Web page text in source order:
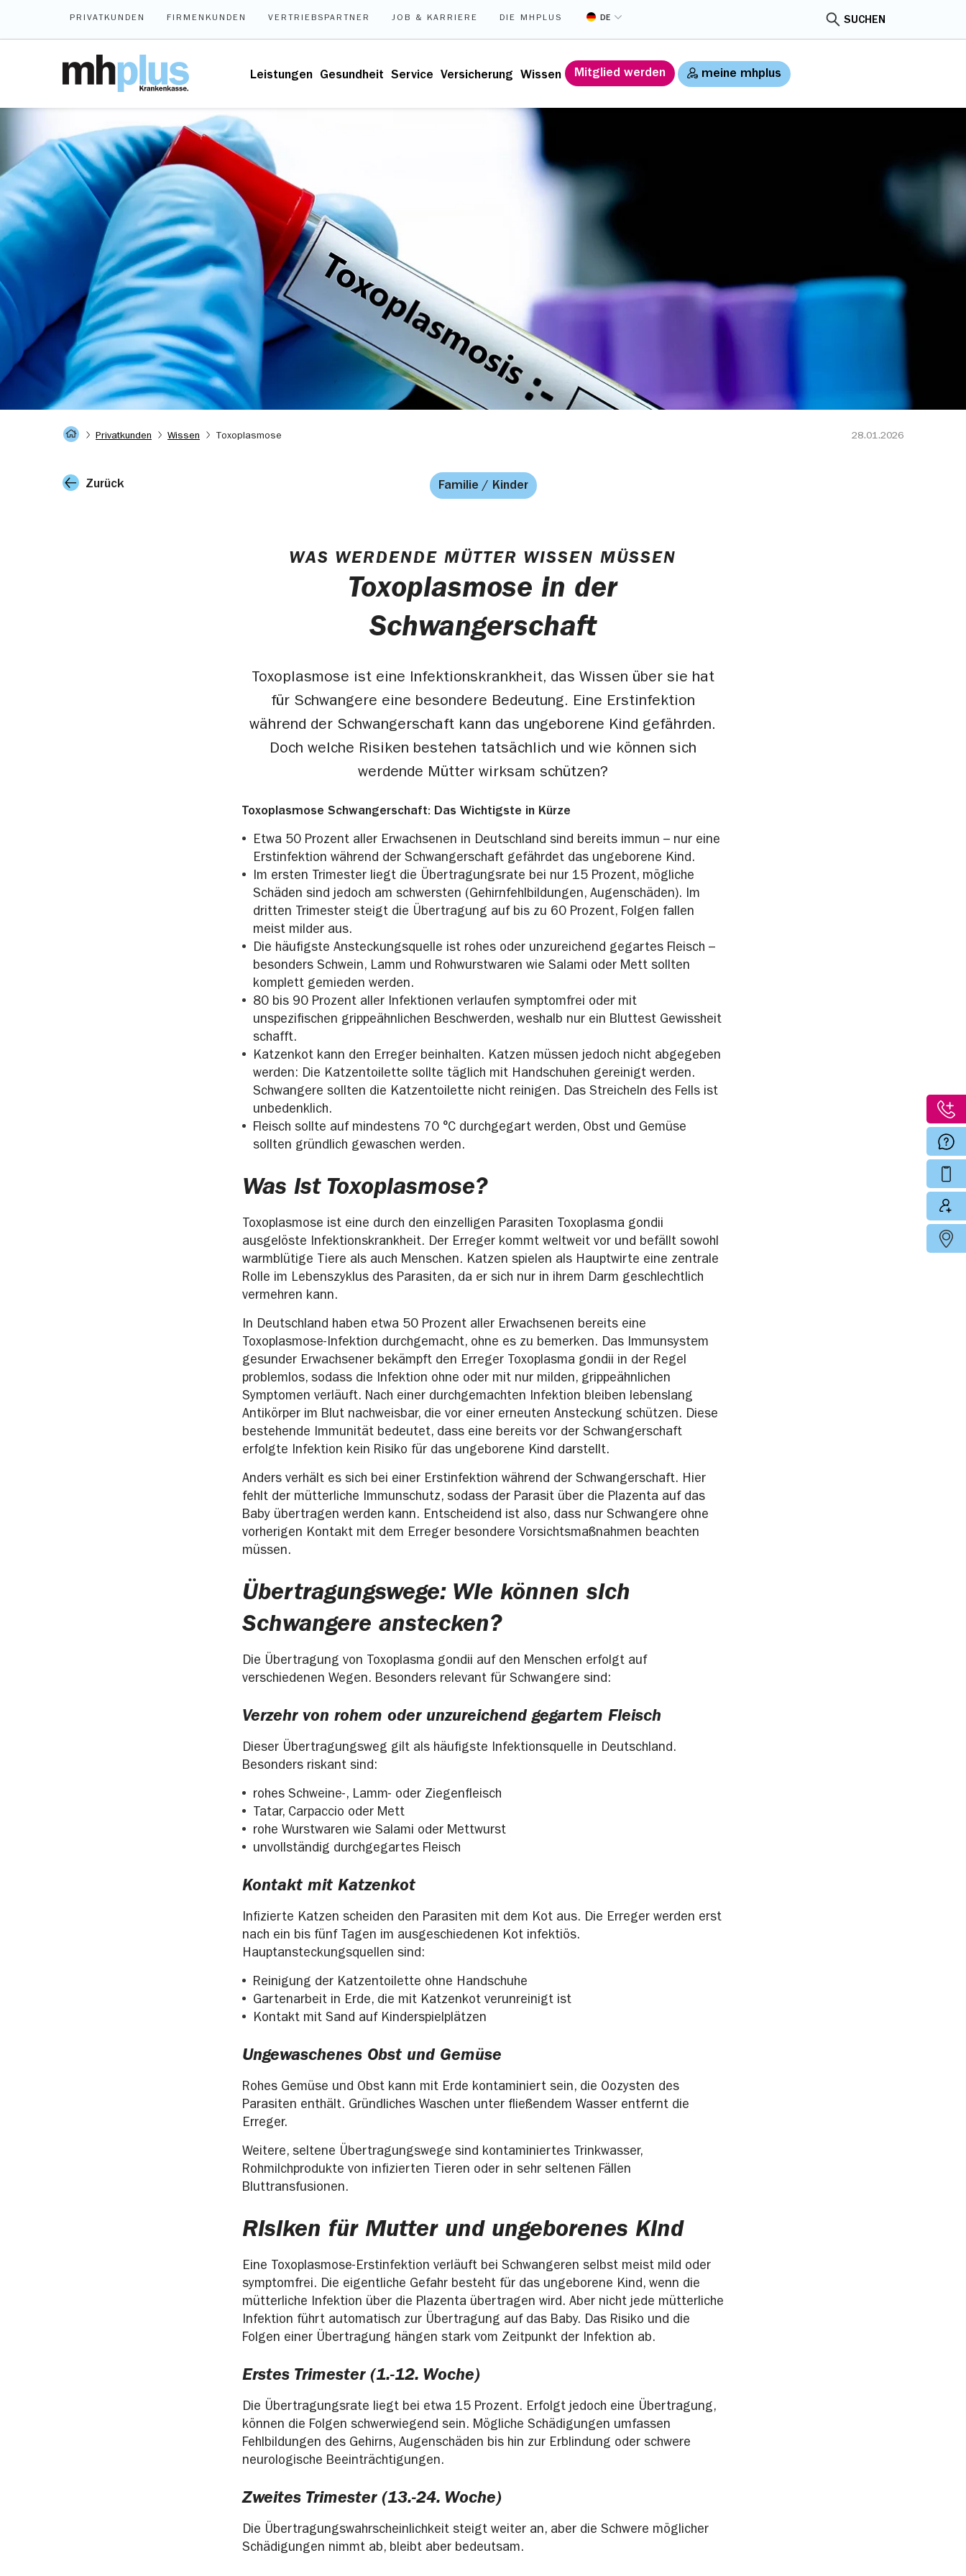
PRIVATKUNDEN FIRMENKUNDEN VERTRIEBSPARTNER JOB & KARRIERE DIE MHPLUS DE SUCHEN
Leistungen Gesundheit Service Versicherung Wissen Mitglied werden meine mhplus
Startseite
Privatkunden
Wissen Toxoplasmose 28.01.2026
Zurück Familie / Kinder
WAS WERDENDE MÜTTER WISSEN MÜSSEN
Toxoplasmose in der
Schwangerschaft
Toxoplasmose ist eine Infektionskrankheit, das Wissen über sie hat
für Schwangere eine besondere Bedeutung. Eine Erstinfektion
während der Schwangerschaft kann das ungeborene Kind gefährden.
Doch welche Risiken bestehen tatsächlich und wie können sich
werdende Mütter wirksam schützen?
Toxoplasmose Schwangerschaft: Das Wichtigste in Kürze
Etwa 50 Prozent aller Erwachsenen in Deutschland sind bereits immun – nur eine
Erstinfektion während der Schwangerschaft gefährdet das ungeborene Kind.
Im ersten Trimester liegt die Übertragungsrate bei nur 15 Prozent, mögliche
Schäden sind jedoch am schwersten (Gehirnfehlbildungen, Augenschäden). Im
dritten Trimester steigt die Übertragung auf bis zu 60 Prozent, Folgen fallen
meist milder aus.
Die häufigste Ansteckungsquelle ist rohes oder unzureichend gegartes Fleisch –
besonders Schwein, Lamm und Rohwurstwaren wie Salami oder Mett sollten
komplett gemieden werden.
80 bis 90 Prozent aller Infektionen verlaufen symptomfrei oder mit
unspezifischen grippeähnlichen Beschwerden, weshalb nur ein Bluttest Gewissheit
schafft.
Katzenkot kann den Erreger beinhalten. Katzen müssen jedoch nicht abgegeben
werden: Die Katzentoilette sollte täglich mit Handschuhen gereinigt werden.
Schwangere sollten die Katzentoilette nicht reinigen. Das Streicheln des Fells ist
unbedenklich.
Fleisch sollte auf mindestens 70 °C durchgegart werden, Obst und Gemüse
sollten gründlich gewaschen werden.
Was ist Toxoplasmose?
Toxoplasmose ist eine durch den einzelligen Parasiten Toxoplasma gondii
ausgelöste Infektionskrankheit. Der Erreger kommt weltweit vor und befällt sowohl
warmblütige Tiere als auch Menschen. Katzen spielen als Hauptwirte eine zentrale
Rolle im Lebenszyklus des Parasiten, da er sich nur in ihrem Darm geschlechtlich
vermehren kann.
In Deutschland haben etwa 50 Prozent aller Erwachsenen bereits eine
Toxoplasmose-Infektion durchgemacht, ohne es zu bemerken. Das Immunsystem
gesunder Erwachsener bekämpft den Erreger Toxoplasma gondii in der Regel
problemlos, sodass die Infektion ohne oder mit nur milden, grippeähnlichen
Symptomen verläuft. Nach einer durchgemachten Infektion bleiben lebenslang
Antikörper im Blut nachweisbar, die vor einer erneuten Ansteckung schützen. Diese
bestehende Immunität bedeutet, dass eine bereits vor der Schwangerschaft
erfolgte Infektion kein Risiko für das ungeborene Kind darstellt.
Anders verhält es sich bei einer Erstinfektion während der Schwangerschaft. Hier
fehlt der mütterliche Immunschutz, sodass der Parasit über die Plazenta auf das
Baby übertragen werden kann. Entscheidend ist also, dass nur Schwangere ohne
vorherigen Kontakt mit dem Erreger besondere Vorsichtsmaßnahmen beachten
müssen.
Übertragungswege: Wie können sich
Schwangere anstecken?
Die Übertragung von Toxoplasma gondii auf den Menschen erfolgt auf
verschiedenen Wegen. Besonders relevant für Schwangere sind:
Verzehr von rohem oder unzureichend gegartem Fleisch
Dieser Übertragungsweg gilt als häufigste Infektionsquelle in Deutschland.
Besonders riskant sind:
rohes Schweine-, Lamm- oder Ziegenfleisch
Tatar, Carpaccio oder Mett
rohe Wurstwaren wie Salami oder Mettwurst
unvollständig durchgegartes Fleisch
Kontakt mit Katzenkot
Infizierte Katzen scheiden den Parasiten mit dem Kot aus. Die Erreger werden erst
nach ein bis fünf Tagen im ausgeschiedenen Kot infektiös.
Hauptansteckungsquellen sind:
Reinigung der Katzentoilette ohne Handschuhe
Gartenarbeit in Erde, die mit Katzenkot verunreinigt ist
Kontakt mit Sand auf Kinderspielplätzen
Ungewaschenes Obst und Gemüse
Rohes Gemüse und Obst kann mit Erde kontaminiert sein, die Oozysten des
Parasiten enthält. Gründliches Waschen unter fließendem Wasser entfernt die
Erreger.
Weitere, seltene Übertragungswege sind kontaminiertes Trinkwasser,
Rohmilchprodukte von infizierten Tieren oder in sehr seltenen Fällen
Bluttransfusionen.
Risiken für Mutter und ungeborenes Kind
Eine Toxoplasmose-Erstinfektion verläuft bei Schwangeren selbst meist mild oder
symptomfrei. Die eigentliche Gefahr besteht für das ungeborene Kind, wenn die
mütterliche Infektion über die Plazenta übertragen wird. Aber nicht jede mütterliche
Infektion führt automatisch zur Übertragung auf das Baby. Das Risiko und die
Folgen einer Übertragung hängen stark vom Zeitpunkt der Infektion ab.
Erstes Trimester (1.-12. Woche)
Die Übertragungsrate liegt bei etwa 15 Prozent. Erfolgt jedoch eine Übertragung,
können die Folgen schwerwiegend sein. Mögliche Schädigungen umfassen
Fehlbildungen des Gehirns, Augenschäden bis hin zur Erblindung oder schwere
neurologische Beeinträchtigungen.
Zweites Trimester (13.-24. Woche)
Die Übertragungswahrscheinlichkeit steigt weiter an, aber die Schwere möglicher
Schädigungen nimmt ab, bleibt aber bedeutsam.